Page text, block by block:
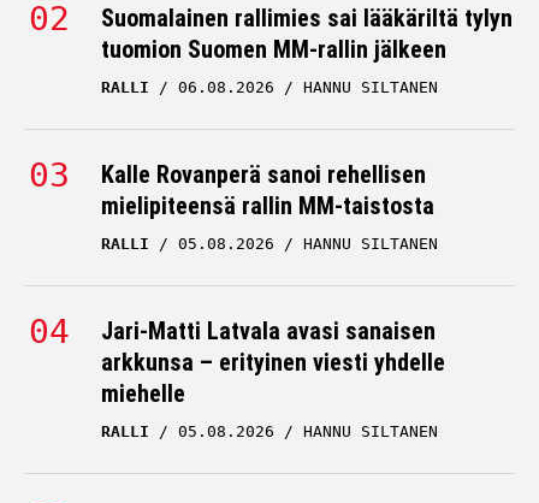
Suomalainen rallimies sai lääkäriltä tylyn
tuomion Suomen MM-rallin jälkeen
RALLI 06.08.2026 HANNU SILTANEN
Kalle Rovanperä sanoi rehellisen
mielipiteensä rallin MM-taistosta
RALLI 05.08.2026 HANNU SILTANEN
Jari-Matti Latvala avasi sanaisen
arkkunsa – erityinen viesti yhdelle
miehelle
RALLI 05.08.2026 HANNU SILTANEN